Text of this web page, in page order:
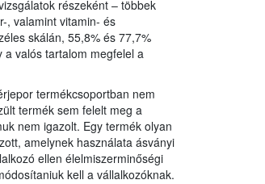
részeként – többek
, valamint vitamin- és
skálán, 55,8% és 77,7%
valós tartalom megfelel a
termékcsoportban nem
termék sem felelt meg a
nem igazolt. Egy termék olyan
amelynek használata ásványi
ellen élelmiszerminőségi
kell a vállalkozóknak.